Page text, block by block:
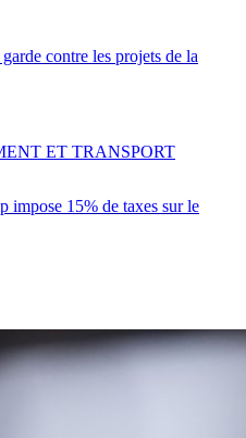
contre les projets de la
impose 15% de taxes sur le
ET TRANSPORT